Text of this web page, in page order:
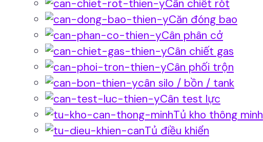
Cân chiết rót
Căn đóng bao
Cân phân cở
Cân chiết gas
Cân phối trộn
cân silo / bồn / tank
Cân test lực
Tủ kho thông minh
Tủ điều khiển